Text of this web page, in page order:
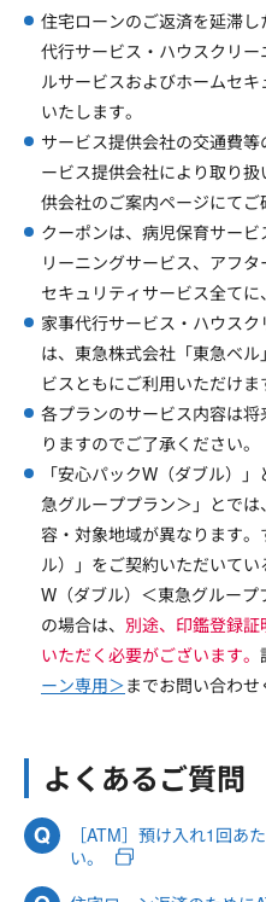
住宅ローンのご返済を延滞
代行サービス・ハウスクリ
ルサービスおよびホームセ
いたします。
サービス提供会社の交通費
ービス提供会社により取り
供会社のご案内ページにてご
クーポンは、病児保育サー
リーニングサービス、アフ
セキュリティサービス全てに
家事代行サービス・ハウス
は、東急株式会社「東急ベ
ビスともにご利用いただけま
各プランのサービス内容は
りますのでご了承ください。
「安心パックW（ダブル）
急グループプラン＞」とで
容・対象地域が異なります
ル）」をご契約いただいて
W（ダブル）＜東急グルー
の場合は、 別途、印鑑登録
いただく必要がございます。
ーン専用＞までお問い合わせ
よくあるご質問
［ATM］預け入れ1回あ
い。